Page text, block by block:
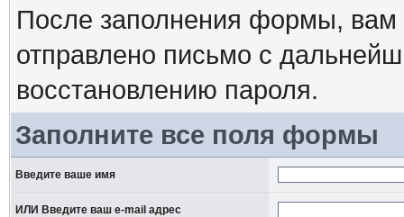
После заполнения формы, вам
отправлено письмо с
восстановлению пароля.
Заполните все поля формы
Введите ваше имя
ИЛИ Введите ваш e-mail адрес